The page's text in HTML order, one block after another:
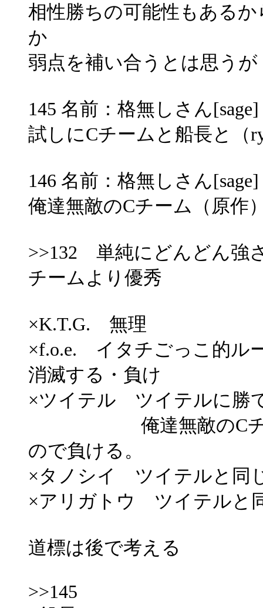
相性勝ちの可能性もある
か
弱点を補い合うとは思うが
145 名前：格無しさん
試しにCチームと船長と（
146 名前：格無しさん
俺達無敵のCチーム（原作
>>132 単純にどんどん強
チームより優秀
×K.T.G. 無理
×f.o.e. イタチごっこ的ル
消滅する・負け
×ツイテル ツイテルに勝
俺達無敵のCチーム
ので負ける。
×タノシイ ツイテルと同
×アリガトウ ツイテルと
道標は後で考える
>>145